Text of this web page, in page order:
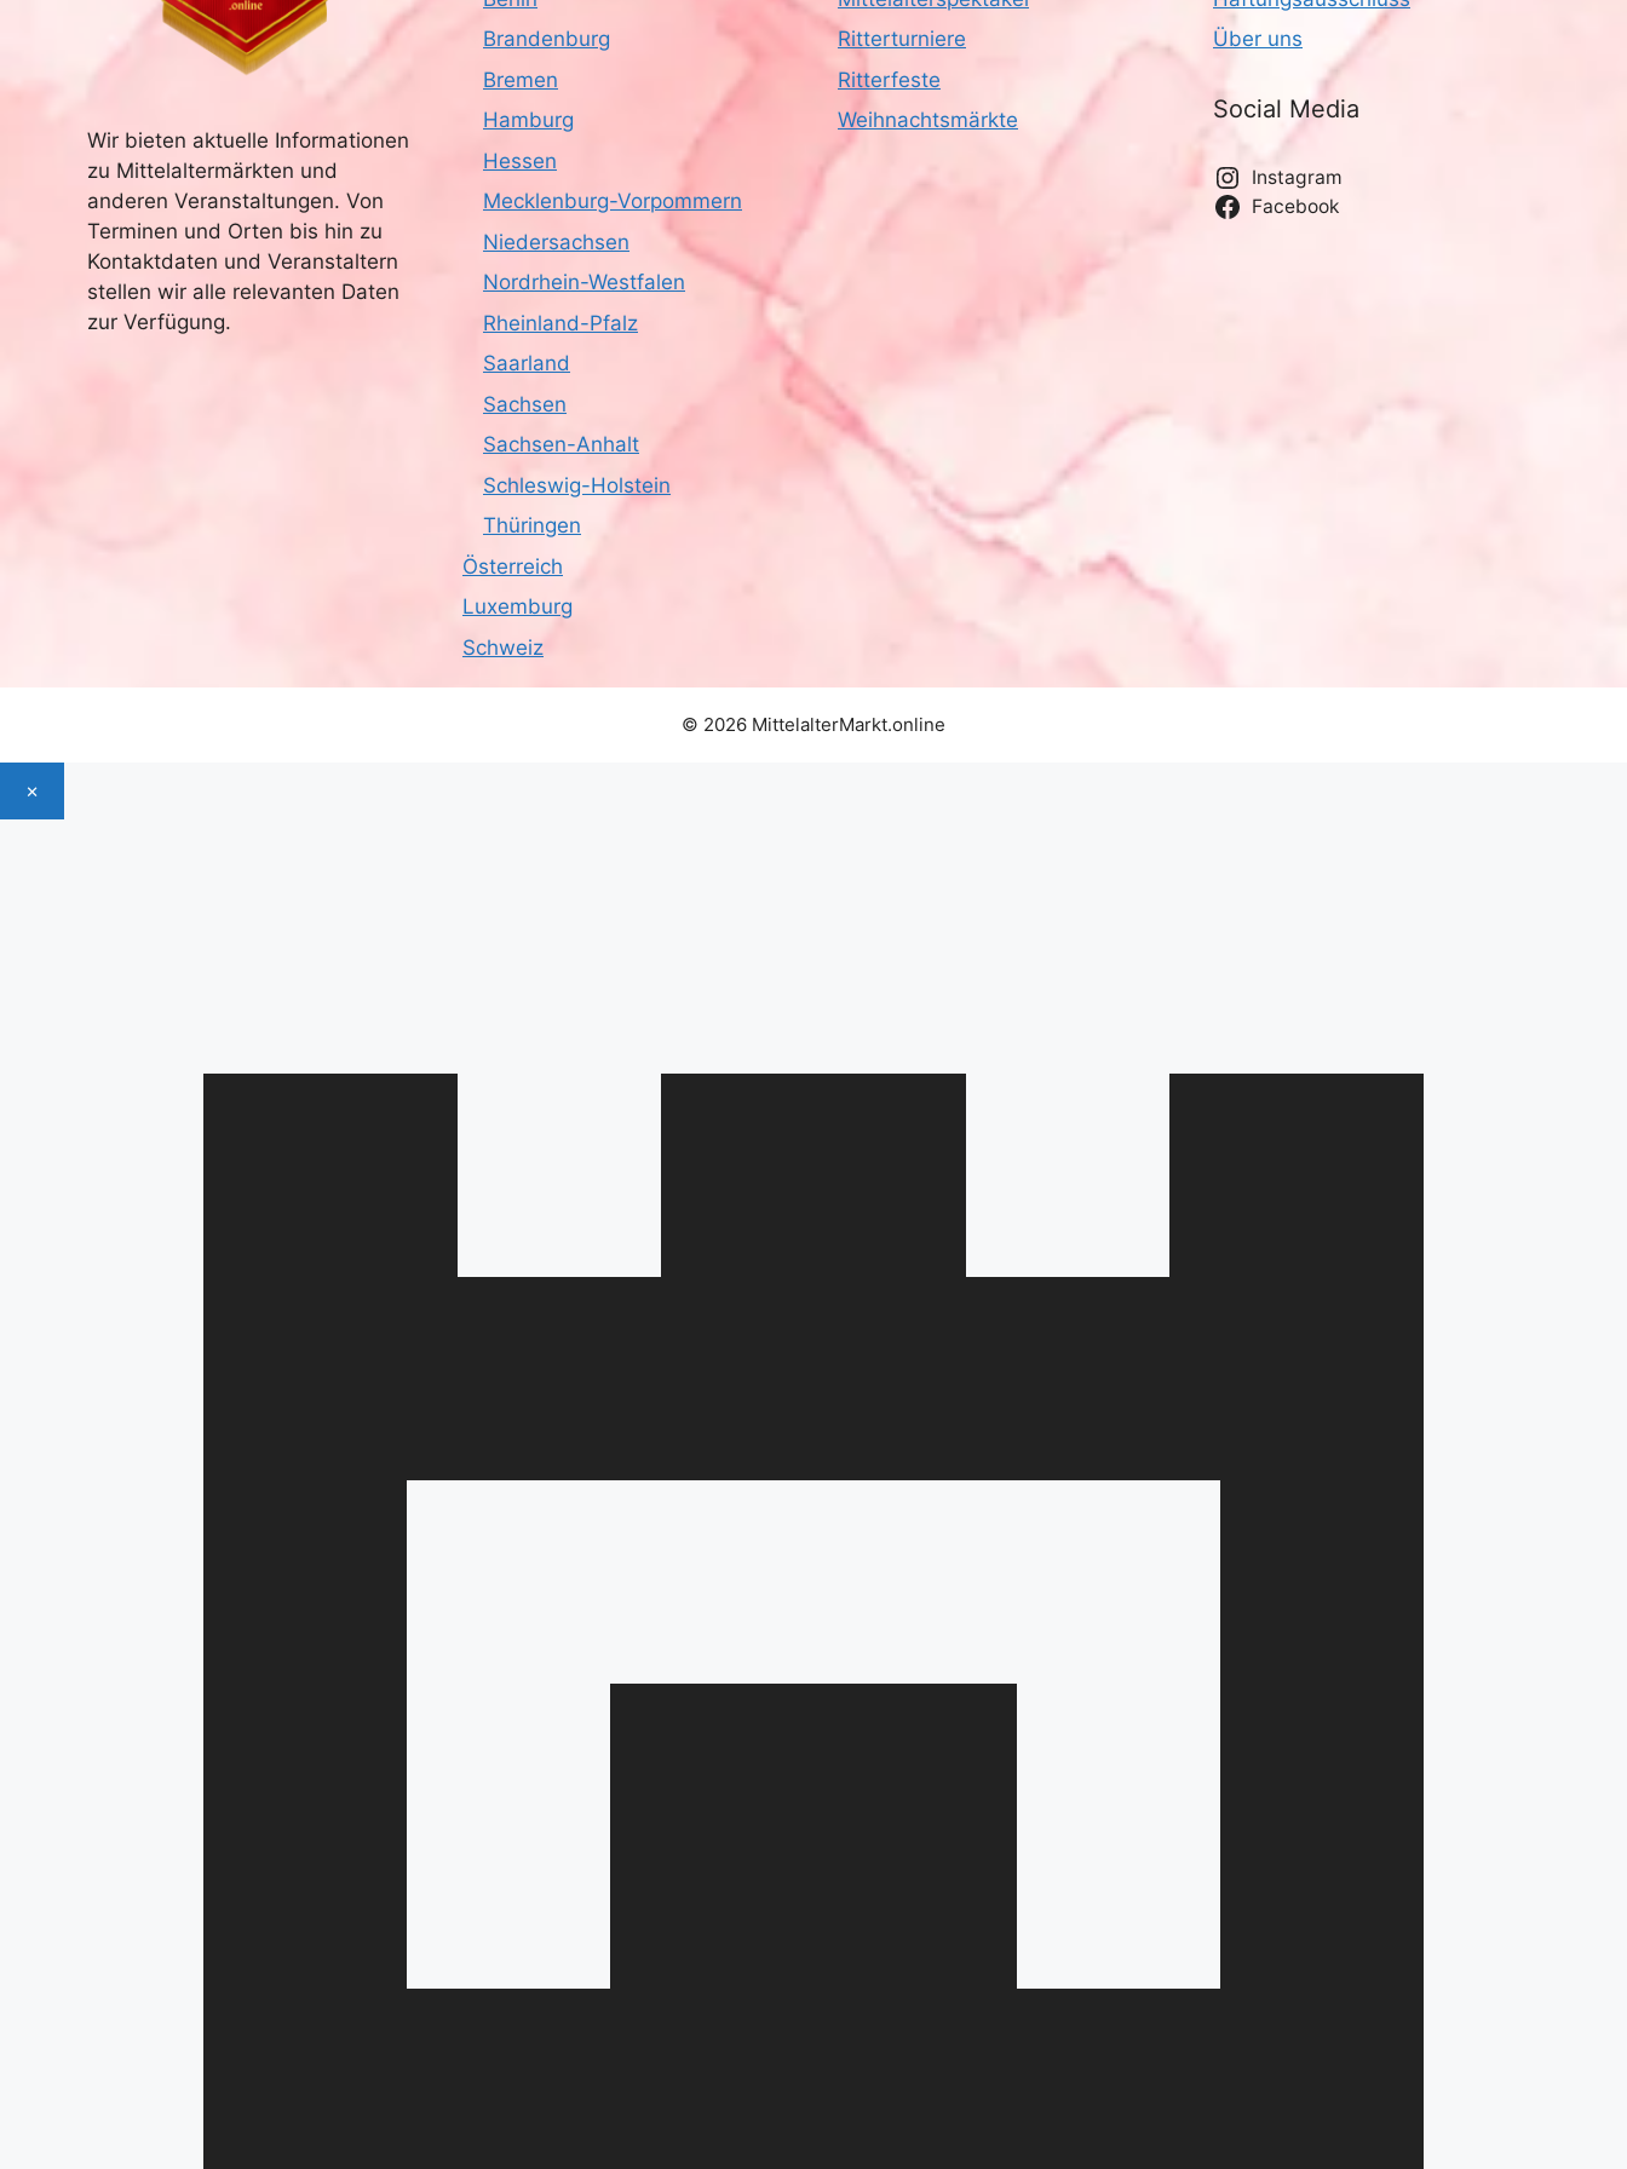
Wir bieten aktuelle Informationen
zu Mittelaltermärkten und
anderen Veranstaltungen. Von
Terminen und Orten bis hin zu
Kontaktdaten und Veranstaltern
stellen wir alle relevanten Daten
zur Verfügung.
Brandenburg
Bremen
Hamburg
Hessen
Mecklenburg-Vorpommern
Niedersachsen
Nordrhein-Westfalen
Rheinland-Pfalz
Saarland
Sachsen
Sachsen-Anhalt
Schleswig-Holstein
Thüringen
Österreich
Luxemburg
Schweiz
Ritterturniere
Ritterfeste
Weihnachtsmärkte
Über uns
Social Media
Instagram
Facebook
© 2026 MittelalterMarkt.online
×